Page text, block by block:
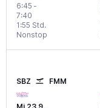
6:45 -
7:40
Nonstop
1:55 Std.
SBZ FMM